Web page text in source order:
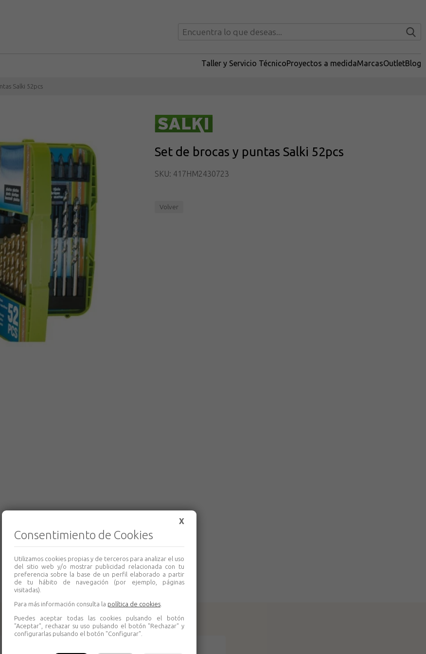
Taller y Servicio TécnicoProyectos a medidaMarcasOutletBlog
Salki 52pcs
Set de brocas y puntas Salki 52pcs
SKU: 417HM2430723
Volver
Productos relacionados
X
Consentimiento de Cookies
Utilizamos cookies propias y de terceros para analizar el uso
del sitio web y/o mostrar publicidad relacionada con tu
preferencia sobre la base de un perfil elaborado a partir
de tu hábito de navegación (por ejemplo, páginas
visitadas).
Para más información consulta la política de cookies
Puedes aceptar todas las cookies pulsando el botón
"Aceptar", rechazar su uso pulsando el botón "Rechazar" y
configurarlas pulsando el botón "Configurar".